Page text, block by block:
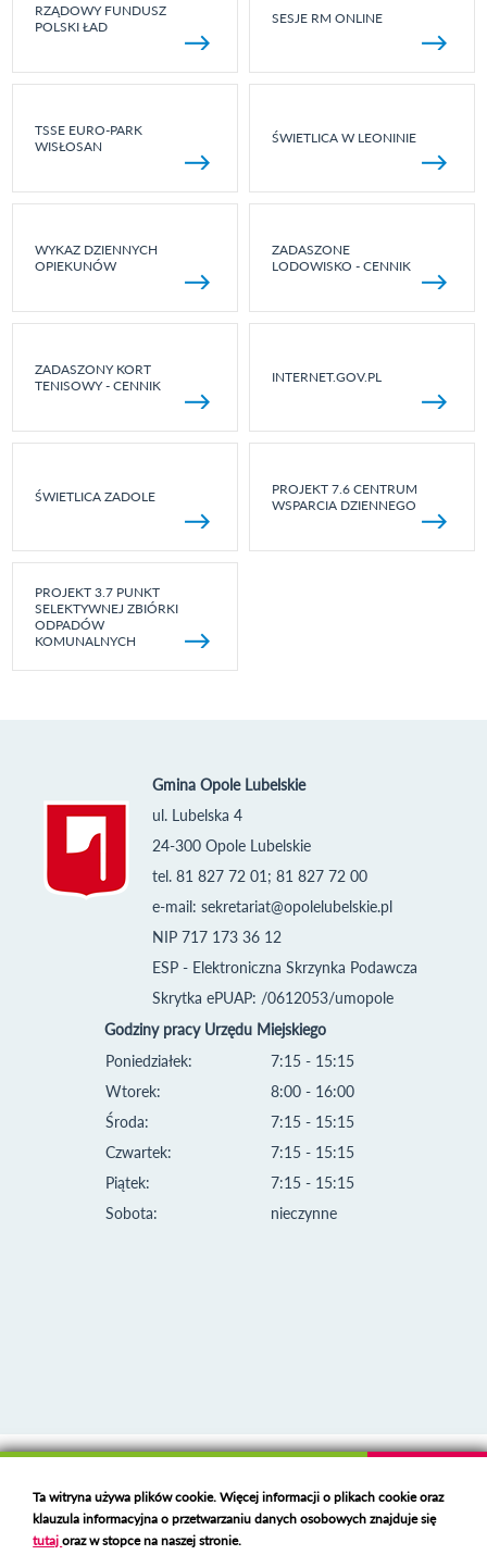
RZĄDOWY FUNDUSZ
POLSKI ŁAD
SESJE RM ONLINE
TSSE EURO-PARK
WISŁOSAN
ŚWIETLICA W LEONINIE
WYKAZ DZIENNYCH
OPIEKUNÓW
ZADASZONE
LODOWISKO - CENNIK
ZADASZONY KORT
TENISOWY - CENNIK
INTERNET.GOV.PL
ŚWIETLICA ZADOLE
PROJEKT 7.6 CENTRUM
WSPARCIA DZIENNEGO
PROJEKT 3.7 PUNKT
SELEKTYWNEJ ZBIÓRKI
ODPADÓW
KOMUNALNYCH
Gmina Opole Lubelskie
ul. Lubelska 4
24-300 Opole Lubelskie
tel. 81 827 72 01; 81 827 72 00
e-mail: sekretariat@opolelubelskie.pl
NIP 717 173 36 12
ESP - Elektroniczna Skrzynka Podawcza
Skrytka ePUAP: /0612053/umopole
Godziny pracy Urzędu Miejskiego
Poniedziałek:
Wtorek:
Środa:
Czwartek:
Piątek:
Sobota:
7:15 - 15:15
8:00 - 16:00
7:15 - 15:15
7:15 - 15:15
7:15 - 15:15
nieczynne
Deklaracja dostępności
Polski serwer RBLhttps://polspam.pl/
Ta witryna używa plików cookie. Więcej informacji o plikach cookie oraz
klauzula informacyjna o przetwarzaniu danych osobowych znajduje się
tutajoraz w stopce na naszej stronie.